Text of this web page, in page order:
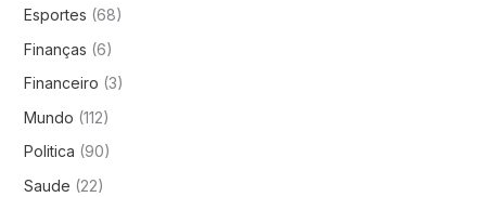
Esportes (68)
Finanças (6)
Financeiro (3)
Mundo (112)
Politica (90)
Saude (22)